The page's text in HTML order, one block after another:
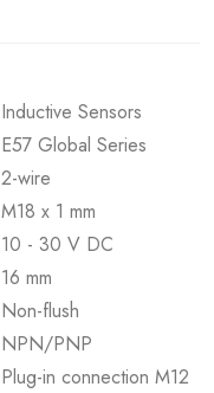
Inductive Sensors
E57 Global Series
2-wire
M18 x 1 mm
10 - 30 V DC
16 mm
Non-flush
NPN/PNP
Plug-in connection M12